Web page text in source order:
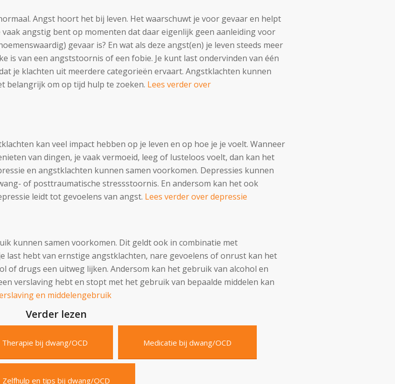
Angst hoort het bij leven. Het waarschuwt je voor gevaar en helpt
angstig bent op momenten dat daar eigenlijk geen aanleiding voor
gevaar is? En wat als deze angst(en) je leven steeds meer
is van een angststoornis of een fobie. Je kunt last ondervinden van één
je klachten uit meerdere categorieën ervaart. Angstklachten kunnen
belangrijk om op tijd hulp te zoeken. Lees verder over
kan veel impact hebben op je leven en op hoe je je voelt. Wanneer
van dingen, je vaak vermoeid, leeg of lusteloos voelt, dan kan het
en angstklachten kunnen samen voorkomen. Depressies kunnen
of posttraumatische stressstoornis. En andersom kan het ook
leidt tot gevoelens van angst. Lees verder over depressie
kunnen samen voorkomen. Dit geldt ook in combinatie met
last hebt van ernstige angstklachten, nare gevoelens of onrust kan het
of drugs een uitweg lijken. Andersom kan het gebruik van alcohol en
verslaving hebt en stopt met het gebruik van bepaalde middelen kan
en middelengebruik
Verder lezen
Therapie bij dwang/OCD Medicatie bij dwang/OCD
Zelfhulp en tips bij dwang/OCD